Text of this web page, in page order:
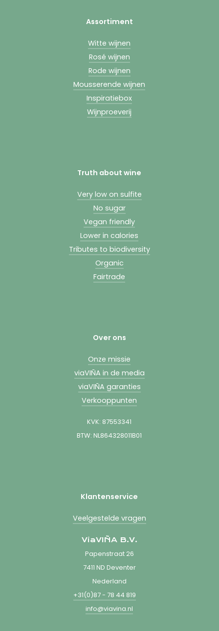
Assortiment
Witte wijnen
Rosé wijnen
Rode wijnen
Mousserende wijnen
Inspiratiebox
Wijnproeverij
Truth about wine
Very low on sulfite
No sugar
Vegan friendly
Lower in calories
Tributes to biodiversity
Organic
Fairtrade
Over ons
Onze missie
viaVIÑA in de media
viaVIÑA garanties
Verkooppunten
KVK: 87553341
BTW: NL864328011B01
Klantenservice
Veelgestelde vragen
ViaVIÑA B.V.
Papenstraat 26
7411 ND Deventer
Nederland
+31(0)87 - 78 44 819
info@viavina.nl